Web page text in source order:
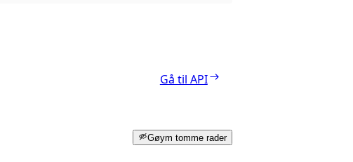
Gå til API
Gøym tomme rader